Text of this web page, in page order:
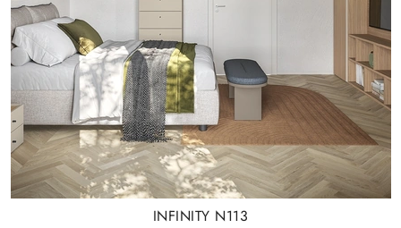
INFINITY N113